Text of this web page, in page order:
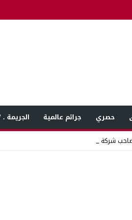
حصري جرائم عالمية الجريمة . TV
شركة بعد شكوى_